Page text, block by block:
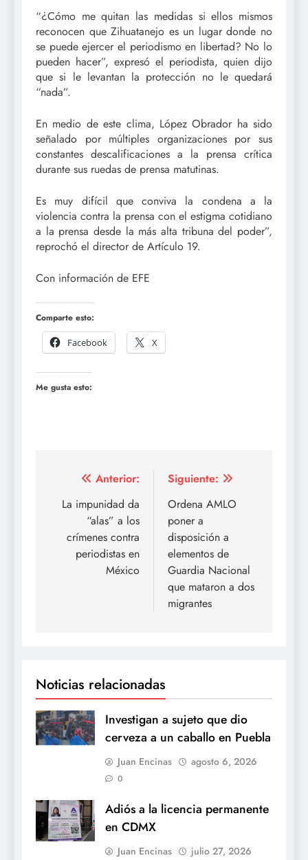
“¿Cómo me quitan las medidas si ellos mismos
reconocen que Zihuatanejo es un lugar donde no
se puede ejercer el periodismo en libertad? No lo
pueden hacer”, expresó el periodista, quien dijo
que si le levantan la protección no le quedará
“nada”.
En medio de este clima, López Obrador ha sido
señalado por múltiples organizaciones por sus
constantes descalificaciones a la prensa crítica
durante sus ruedas de prensa matutinas.
Es muy difícil que conviva la condena a la
violencia contra la prensa con el estigma cotidiano
a la prensa desde la más alta tribuna del poder”,
reprochó el director de Artículo 19.
Con información de EFE
Comparte esto:
Facebook
X
Me gusta esto:
Navegación
de
entradas
Anterior:
La impunidad da
“alas” a los
crímenes contra
periodistas en
México
Siguiente:
Ordena AMLO
poner a
disposición a
elementos de
Guardia Nacional
que mataron a dos
migrantes
Noticias relacionadas
Investigan a sujeto que dio
cerveza a un caballo en Puebla
Juan Encinas agosto 6, 2026
0
Adiós a la licencia permanente
en CDMX
Juan Encinas julio 27, 2026